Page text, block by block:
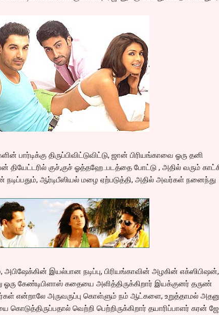
திருப்பிவிட்டுவிட்டு, ஜான் பிரியங்காவை ஓரு தனி
குச்,குச் ஓத்தஹே..படத்தை போட்டு , அதில் வரும்
ஆர்டிபீஸியல் மழை ஏற்படுத்தி, அதில் அவர்கள் நனைந்து
இயல்பான நடிப்பு, பிரியங்காவின் அழகின் எக்ஸிபிஷன்,
ஓரு கேண்டிபிளாஸ் கதையை அளித்திருக்கிறார் இயக்குனர் தருண்
என்றாலே அருவருப்பு கொள்ளும் நம் ஆட்களை, உறுத்தாமல்
கொடுத்திருப்பதால் வெற்றி பெற்றிருக்கிறார் தயாரிப்பாளர் கரன்